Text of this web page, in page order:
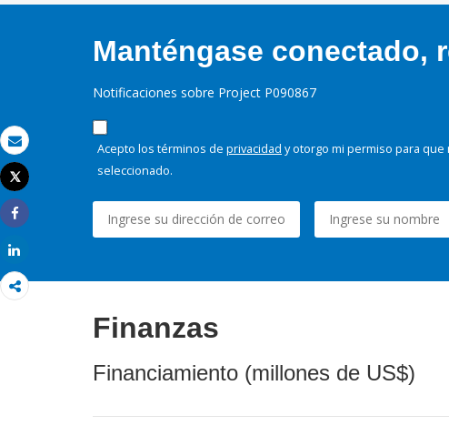
Correo electrónico
Imprimir
Tweet
Share
Manténgase conectado,
Notificaciones sobre Project P090867
Acepto los términos de privacidad y otorgo mi permiso para
seleccionado.
Finanzas
Financiamiento (millones de US$)